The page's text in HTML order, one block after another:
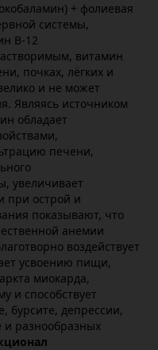
+ фолиевая
системы,
В-12
витамин
почках, лёгких и
и не может
Являясь источником
обладает
печени,
увеличивает
при острой и
показывают, что
анемии
воздействует
усвоению пищи,
миокарда,
и способствует
бурсите, депрессии,
и разнообразных